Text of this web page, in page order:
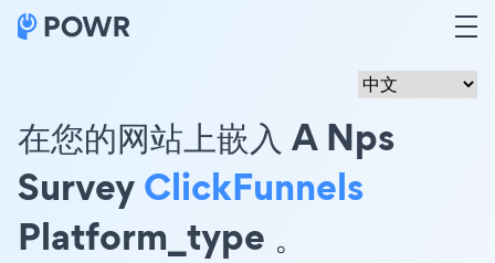
在您的网站上嵌入 A Nps
SurveyClickFunnels
Platform_type 。